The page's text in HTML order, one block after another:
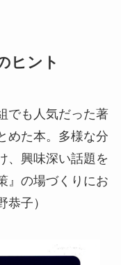
ヒント
でも人気だった著
めた本。多様な分
、興味深い話題を
』の場づくりにお
子）